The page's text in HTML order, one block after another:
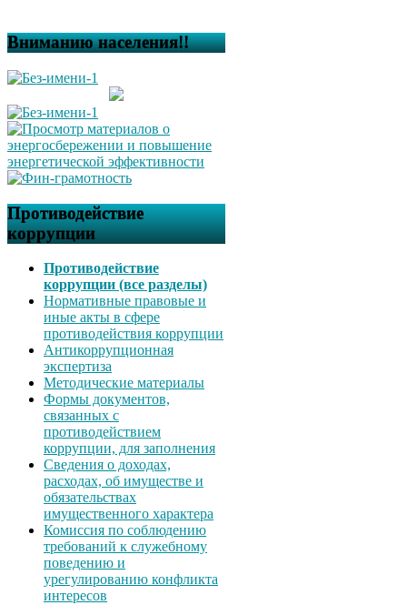
Вниманию населения!!
Противодействие
коррупции
Противодействие
коррупции (все разделы)
Нормативные правовые и
иные акты в сфере
противодействия коррупции
Антикоррупционная
экспертиза
Методические материалы
Формы документов,
связанных с
противодействием
коррупции, для заполнения
Сведения о доходах,
расходах, об имуществе и
обязательствах
имущественного характера
Комиссия по соблюдению
требований к служебному
поведению и
урегулированию конфликта
интересов